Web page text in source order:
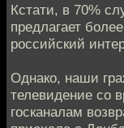
Кстати, в 70%
предлагает
российский
Однако, наши
телевидение со
госканалам